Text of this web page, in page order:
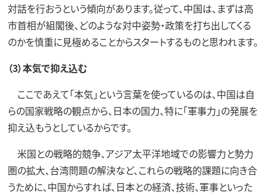
対話を行おうという傾向があります。従って、中国は、まずは高
市首相が組閣後、どのような対中姿勢・政策を打ち出してくる
のかを慎重に見極めることからスタートするものと思われます。
（3）本気で抑え込む
ここであえて「本気」という言葉を使っているのは、中国は自
らの国家戦略の観点から、日本の国力、特に「軍事力」の発展を
抑え込もうとしているからです。
米国との戦略的競争、アジア太平洋地域での影響力と勢力
圏の拡大、台湾問題の解決など、これらの戦略的課題に向き合
うために、中国からすれば、日本との経済、技術、軍事といった